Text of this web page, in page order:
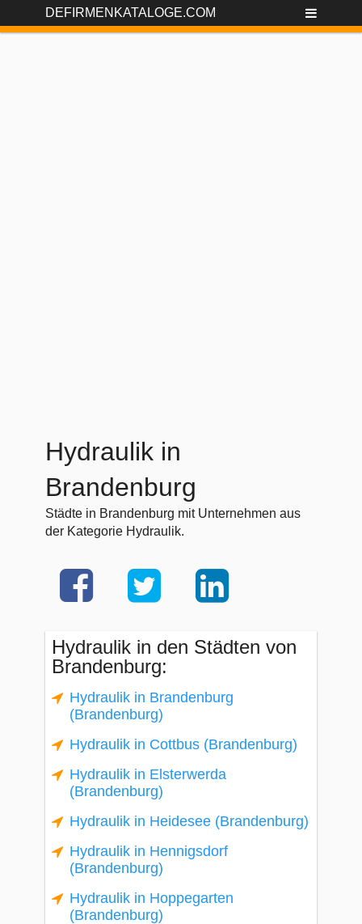
DEFIRMENKATALOGE.COM
Hydraulik in
Brandenburg
Städte in Brandenburg mit Unternehmen aus
der Kategorie Hydraulik.
Hydraulik in den Städten von
Brandenburg:
Hydraulik in Brandenburg
(Brandenburg)
Hydraulik in Cottbus (Brandenburg)
Hydraulik in Elsterwerda
(Brandenburg)
Hydraulik in Heidesee (Brandenburg)
Hydraulik in Hennigsdorf
(Brandenburg)
Hydraulik in Hoppegarten
(Brandenburg)